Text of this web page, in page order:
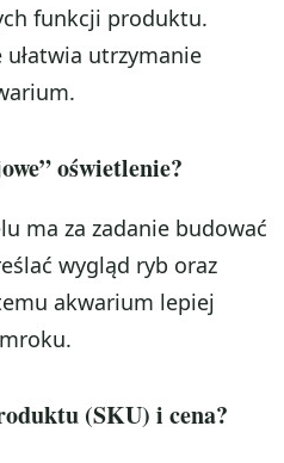
funkcji produktu.
utrzymanie
oświetlenie?
ma za zadanie budować
wygląd ryb oraz
akwarium lepiej
(SKU) i cena?